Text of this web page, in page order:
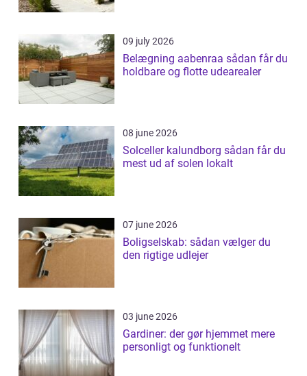
09 july 2026
Belægning aabenraa sådan får du
holdbare og flotte udearealer
08 june 2026
Solceller kalundborg sådan får du
mest ud af solen lokalt
07 june 2026
Boligselskab: sådan vælger du
den rigtige udlejer
03 june 2026
Gardiner: der gør hjemmet mere
personligt og funktionelt